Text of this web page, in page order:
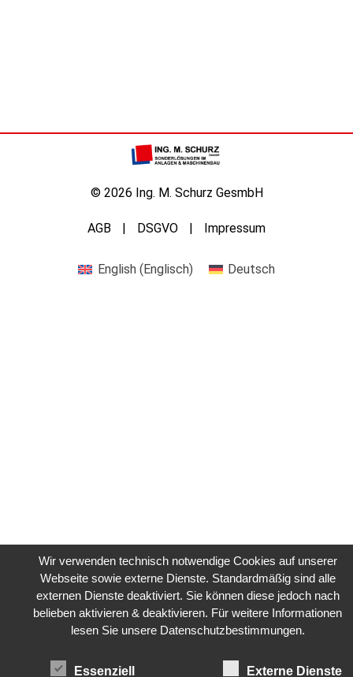
© 2026 Ing. M. Schurz GesmbH
AGB DSGVO Impressum
English(Englisch) Deutsch
Wir verwenden technisch notwendige Cookies auf unserer
Webseite sowie externe Dienste. Standardmäßig sind alle
externen Dienste deaktiviert. Sie können diese jedoch nach
belieben aktivieren & deaktivieren. Für weitere Informationen
lesen Sie unsere Datenschutzbestimmungen.
Essenziell Externe Dienste